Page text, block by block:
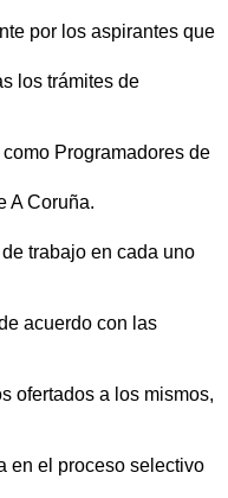
por los aspirantes que
los trámites de
Programadores de
A Coruña.
trabajo en cada uno
acuerdo con las
ofertados a los mismos,
en el proceso selectivo